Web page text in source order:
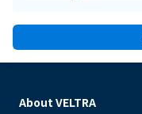
About VELTRA